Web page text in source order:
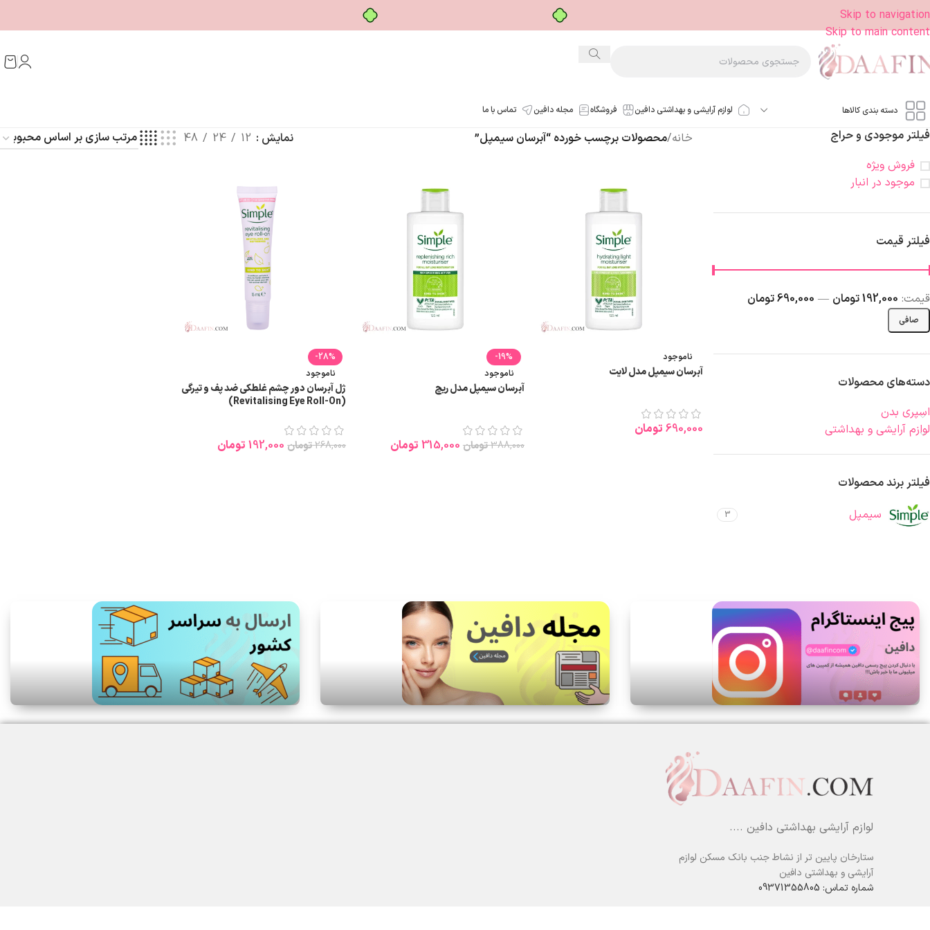
Skip to navigation
Skip to main content
دسته بندی کالاها لوازم آرایشی و بهداشتی دافین فروشگاه مجله دافین تماس با ما
فیلتر موجودی و حراج
فروش ویژه
موجود در انبار
فیلتر قیمت
صافی
قيمت: 192,000 تومان — 690,000 تومان
دسته‌های محصولات
اسپری بدن
لوازم آرایشی و بهداشتی
فیلتر برند محصولات
سیمپل
3
خانه/محصولات برچسب خورده “آبرسان سیمپل” نمایش 12
24
48
ناموجود
آبرسان سیمپل مدل لایت
690,000 تومان
-19%
ناموجود
آبرسان سیمپل مدل ریچ
388,000تومان 315,000 تومان
-28%
ناموجود
ژل آبرسان دور چشم غلطکی ضد پف و تیرگی
(Revitalising Eye Roll-On)
268,000تومان 192,000 تومان
لوازم آرایشی بهداشتی دافین ....
ستارخان پایین تر از نشاط جنب بانک مسکن لوازم
آرایشی و بهداشتی دافین
شماره تماس: 09371355805